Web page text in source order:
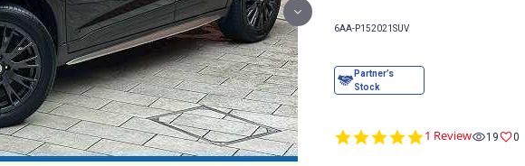
6AA-P152021 SUV
5.0
1 Review 19 0